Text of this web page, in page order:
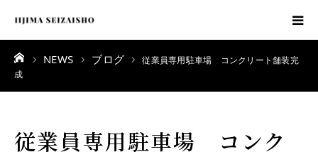
ム NEWS ブログ
従業員専用駐車場 コンクリート舗装完
成
従業員専用駐車場 コンク
飯島製材所
採用情報